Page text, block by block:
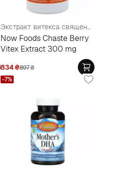
Экстракт витекса священного, 300 мг (поддержка эндокринной системы)
Now Foods Chaste Berry
Vitex Extract 300 mg
834₴897₴
-7%